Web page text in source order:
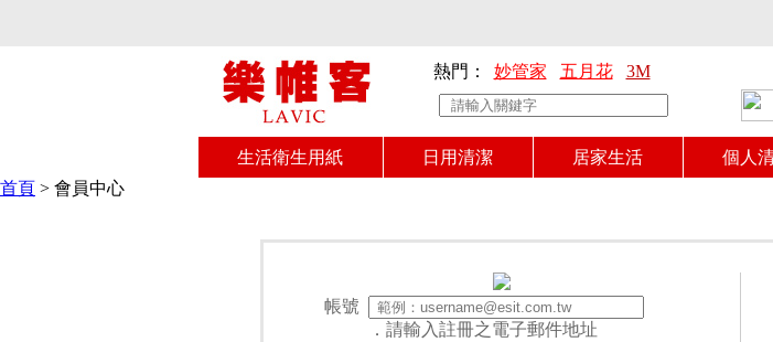
熱門：
妙管家 五月花 3M
生活衛生用紙 日用清潔 居家生活 個人
首頁 > 會員中心
帳號
．請輸入註冊之電子郵件地址